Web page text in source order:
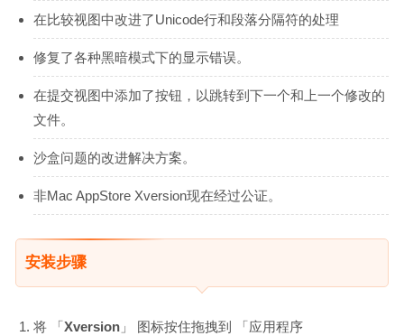
在比较视图中改进了Unicode行和段落分隔符的处理
修复了各种黑暗模式下的显示错误。
在提交视图中添加了按钮，以跳转到下一个和上一个修改的
文件。
沙盒问题的改进解决方案。
非Mac AppStore Xversion现在经过公证。
安装步骤
将 「Xversion 」 图标按住拖拽到 「应用程序